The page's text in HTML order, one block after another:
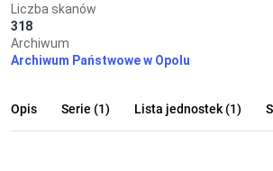
Liczba skanów
318
Archiwum
Archiwum Państwowe w Opolu
Opis Serie (1) Lista jednostek (1)